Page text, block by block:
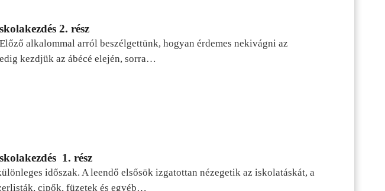
2. rész
alkalommal arról beszélgettünk, hogyan érdemes nekivágni az
kezdjük az ábécé elején, sorra…
1. rész
időszak. A leendő elsősök izgatottan nézegetik az iskolatáskát, a
cipők, füzetek és egyéb…